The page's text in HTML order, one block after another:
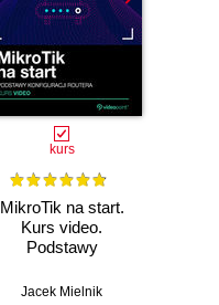
kurs
MikroTik na start.
Kurs video.
Podstawy
Jacek Mielnik